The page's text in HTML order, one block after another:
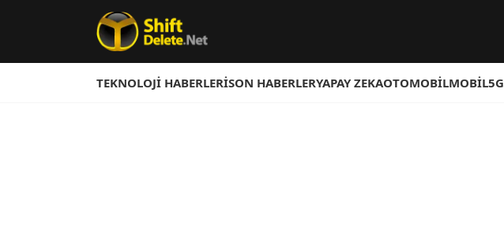
TEKNOLOJI HABERLERISON HABERLERYAPAY ZEKAOTOMOBILMOBIL5G